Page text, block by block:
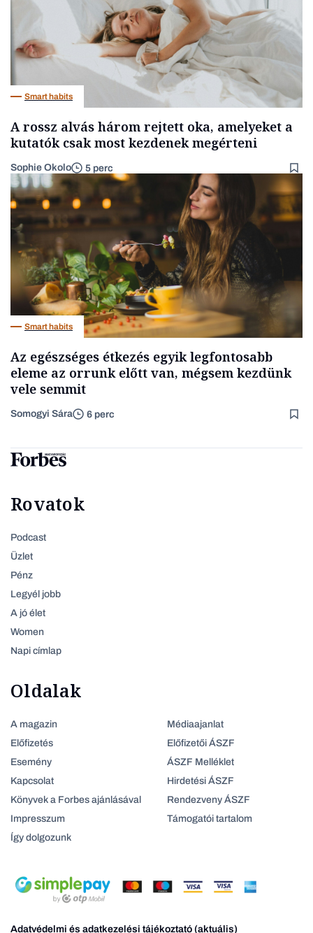
Smart habits
A rossz alvás három rejtett oka, amelyeket a
kutatók csak most kezdenek megérteni
Sophie Okolo 5 perc
Smart habits
Az egészséges étkezés egyik legfontosabb
eleme az orrunk előtt van, mégsem kezdünk
vele semmit
Somogyi Sára 6 perc
Rovatok
Podcast
Üzlet
Pénz
Legyél jobb
A jó élet
Women
Napi címlap
Oldalak
A magazin
Előfizetés
Esemény
Kapcsolat
Könyvek a Forbes ajánlásával
Impresszum
Így dolgozunk
Médiaajanlat
Előfizetői ÁSZF
ÁSZF Melléklet
Hirdetési ÁSZF
Rendezveny ÁSZF
Támogatói tartalom
Adatvédelmi és adatkezelési tájékoztató (aktuális)